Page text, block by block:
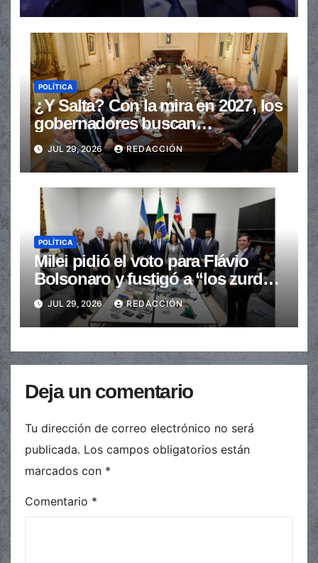
POLÍTICA
¿Y Salta? Con la mira en 2027, los
gobernadores buscan
provincializar la elección
JUL 29, 2026 REDACCIÓN
POLÍTICA
Milei pidió el voto para Flávio
Bolsonaro y fustigó a “los zurdos
de mierda”
JUL 29, 2026 REDACCIÓN
Deja un comentario
Tu dirección de correo electrónico no será
publicada. Los campos obligatorios están
marcados con *
Comentario *